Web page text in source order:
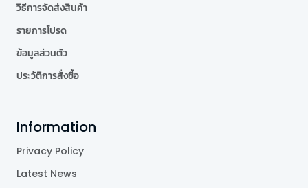
วิธีการจัดส่งสินค้า
รายการโปรด
ข้อมูลส่วนตัว
ประวัติการสั่งซื้อ
Information
Privacy Policy
Latest News